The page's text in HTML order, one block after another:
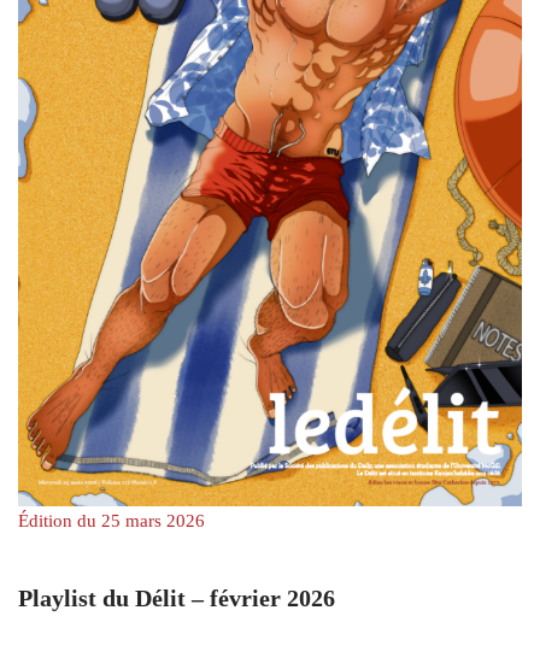
Édition du 25 mars 2026
Playlist du Délit – février 2026